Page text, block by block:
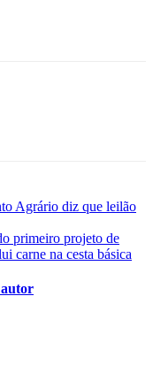
Agrário diz que leilão
primeiro projeto de
carne na cesta básica